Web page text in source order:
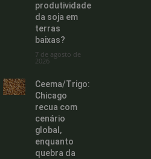
produtividade
da soja em
terras
baixas?
7 de agosto de
2026
Ceema/Trigo:
Chicago
recua com
cenário
global,
enquanto
quebra da